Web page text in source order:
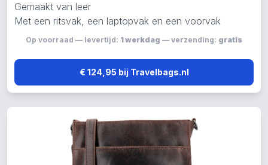
Gemaakt van leer
Met een ritsvak, een laptopvak en een voorvak
Op voorraad — levertijd: 1 werkdag — verzending: gratis
€ 124,95 bij Travelbags.nl